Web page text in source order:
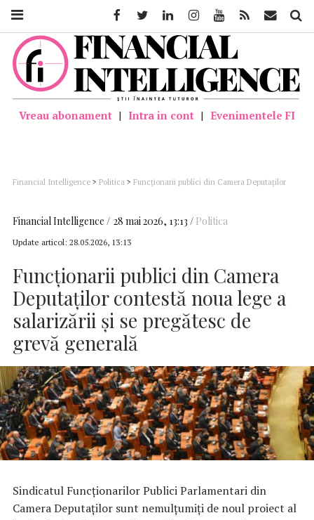
Vreau abonament | Intra in cont | Evenimentele FI
Financial Intelligence > Politica > Funcţionarii publici din Camera Deputaţilor
Financial Intelligence 28 mai 2026, 13:13 Politica
Update articol: 28.05.2026, 13:13
Funcţionarii publici din Camera
Deputaţilor contestă noua lege a
salarizării şi se pregătesc de
grevă generală
Sindicatul Funcţionarilor Publici Parlamentari din
Camera Deputaţilor sunt nemulţumiţi de noul proiect al
FacebookTwitter LinkedinInstagramYoutube Feed Mail